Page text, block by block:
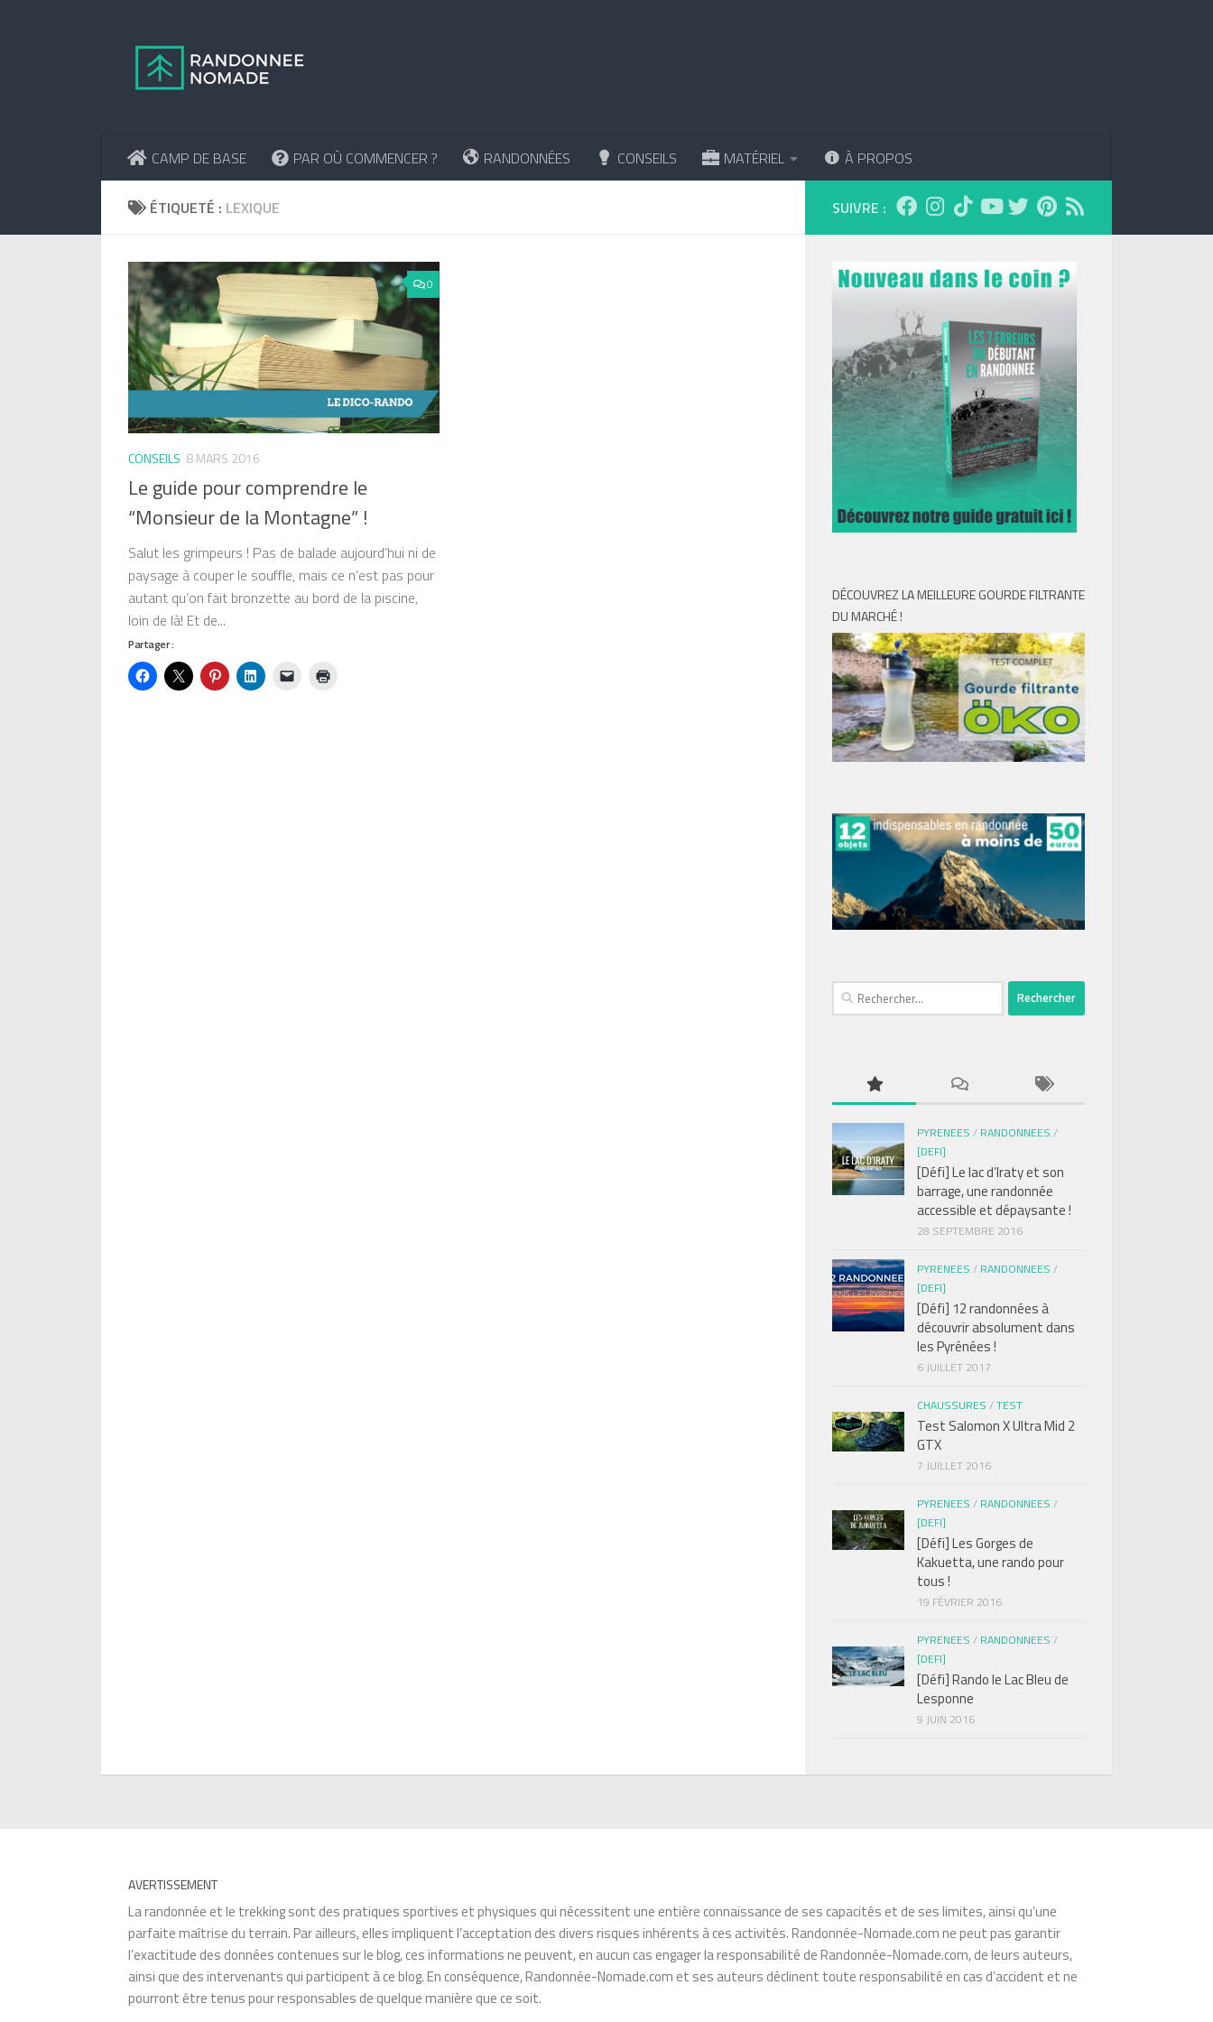
CAMP DE BASE PAR OÙ COMMENCER ? RANDONNÉES CONSEILS MATÉRIEL À PROPOS
ÉTIQUETÉ : LEXIQUE
0
CONSEILS 8 MARS 2016
Le guide pour comprendre le
“Monsieur de la Montagne” !
Salut les grimpeurs ! Pas de balade aujourd’hui ni de
paysage à couper le souffle, mais ce n’est pas pour
autant qu’on fait bronzette au bord de la piscine,
loin de là! Et de...
Partager :
SUIVRE :
DÉCOUVREZ LA MEILLEURE GOURDE FILTRANTE
DU MARCHÉ !
Rechercher :
PYRENEES / RANDONNEES /
[DEFI]
[Défi] Le lac d’Iraty et son
barrage, une randonnée
accessible et dépaysante !
28 SEPTEMBRE 2016
PYRENEES / RANDONNEES /
[DEFI]
[Défi] 12 randonnées à
découvrir absolument dans
les Pyrénées !
6 JUILLET 2017
CHAUSSURES /TEST
Test Salomon X Ultra Mid 2
GTX
7 JUILLET 2016
PYRENEES / RANDONNEES /
[DEFI]
[Défi] Les Gorges de
Kakuetta, une rando pour
tous !
19 FÉVRIER 2016
PYRENEES / RANDONNEES /
[DEFI]
[Défi] Rando le Lac Bleu de
Lesponne
9 JUIN 2016
AVERTISSEMENT
La randonnée et le trekking sont des pratiques sportives et physiques qui nécessitent une entière connaissance de ses capacités et de ses limites, ainsi qu’une
parfaite maîtrise du terrain. Par ailleurs, elles impliquent l’acceptation des divers risques inhérents à ces activités. Randonnée-Nomade.com ne peut pas garantir
l’exactitude des données contenues sur le blog, ces informations ne peuvent, en aucun cas engager la responsabilité de Randonnée-Nomade.com, de leurs auteurs,
ainsi que des intervenants qui participent à ce blog. En conséquence, Randonnée-Nomade.com et ses auteurs déclinent toute responsabilité en cas d’accident et ne
pourront être tenus pour responsables de quelque manière que ce soit.